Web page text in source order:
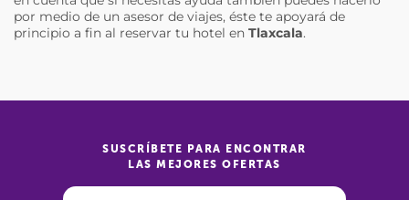
por medio de un asesor de viajes, éste te apoyará de
principio a fin al reservar tu hotel en Tlaxcala.
SUSCRÍBETE PARA ENCONTRAR
LAS MEJORES OFERTAS